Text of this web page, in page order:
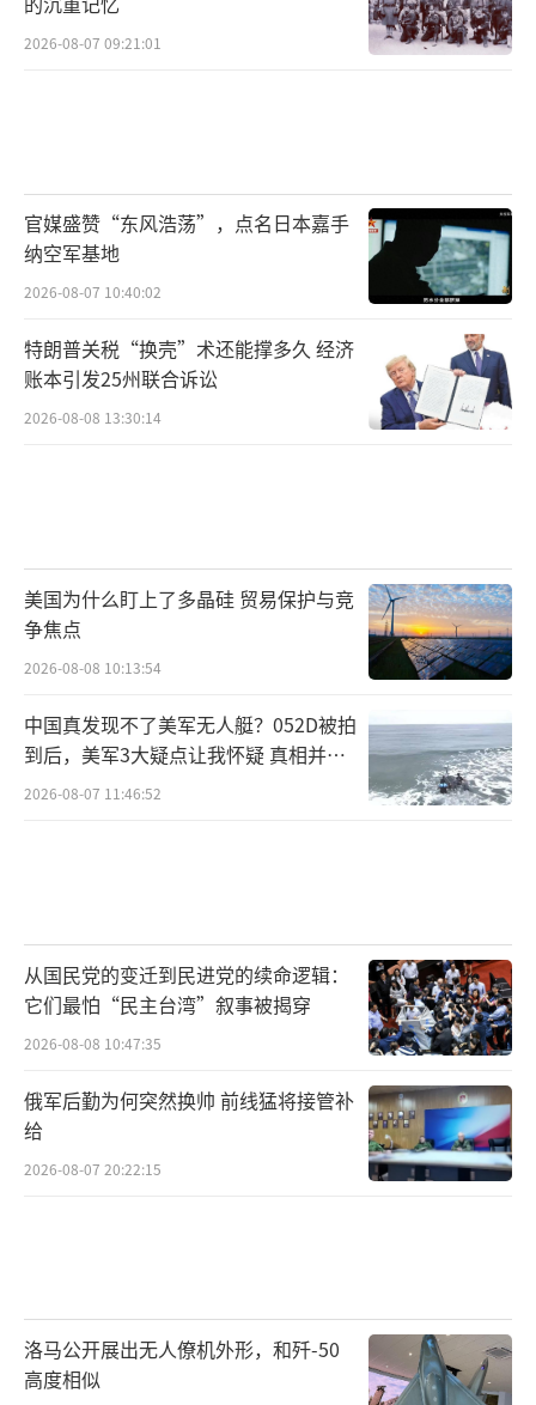
2026-08-07 09:21:01
官媒盛赞“东风浩荡”，点名日本嘉手
纳空军基地
2026-08-07 10:40:02
特朗普关税“换壳”术还能撑多久 经济
账本引发25州联合诉讼
2026-08-08 13:30:14
美国为什么盯上了多晶硅 贸易保护与竞
争焦点
2026-08-08 10:13:54
中国真发现不了美军无人艇？052D被拍
到后，美军3大疑点让我怀疑 真相并非
如此
2026-08-07 11:46:52
从国民党的变迁到民进党的续命逻辑：
它们最怕“民主台湾”叙事被揭穿
2026-08-08 10:47:35
俄军后勤为何突然换帅 前线猛将接管补
给
2026-08-07 20:22:15
洛马公开展出无人僚机外形，和歼-50
高度相似